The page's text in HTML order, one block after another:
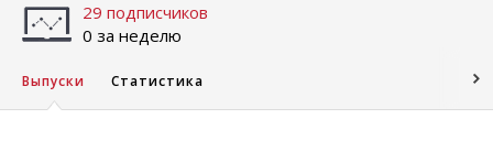
29 подписчиков
0 за неделю
Выпуски Статистика